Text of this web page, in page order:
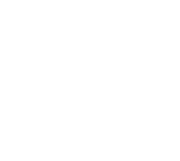
Transfer und